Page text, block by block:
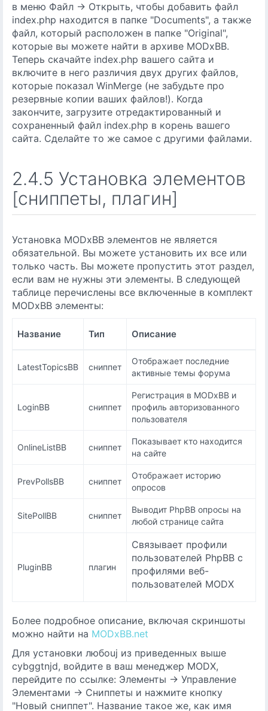
в меню Файл -> Открыть, чтобы добавить файл
index.php находится в папке "Documents", а также
файл, который расположен в папке "Original",
которые вы можете найти в архиве MODxBB.
Теперь скачайте index.php вашего сайта и
включите в него различия двух других файлов,
которые показал WinMerge (не забудьте про
резервные копии ваших файлов!). Когда
закончите, загрузите отредактированный и
сохраненный файл index.php в корень вашего
сайта. Сделайте то же самое с другими файлами.
2.4.5 Установка элементов
[сниппеты, плагин]
Установка MODxBB элементов не является
обязательной. Вы можете установить их все или
только часть. Вы можете пропустить этот раздел,
если вам не нужны эти элементы. В следующей
таблице перечислены все включенные в комплект
MODxBB элементы:
Название Тип Описание
LatestTopicsBB сниппет
Отображает последние
активные темы форума
LoginBB сниппет
Регистрация в MODxBB и
профиль авторизованного
пользователя
OnlineListBB сниппет
Показывает кто находится
на сайте
PrevPollsBB сниппет
Отображает историю
опросов
SitePollBB сниппет
Выводит PhpBB опросы на
любой странице сайта
PluginBB плагин
Связывает профили
пользователей PhpBB с
профилями веб-
пользователей MODX
Более подробное описание, включая скриншоты
можно найти на MODxBB.net
Для установки любоuj из приведенных выше
cybggtnjd, войдите в ваш менеджер MODX,
перейдите по ссылке: Элементы -> Управление
Элементами -> Сниппеты и нажмите кнопку
"Новый сниппет". Название такое же, как имя